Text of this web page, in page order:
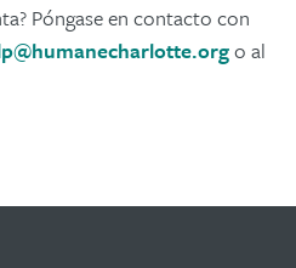
Póngase en contacto con
o al